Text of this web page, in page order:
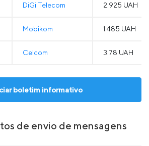
DiGi Telecom 2.925 UAH
Mobikom 1.485 UAH
Celcom 3.78 UAH
boletim informativo
de envio de mensagens